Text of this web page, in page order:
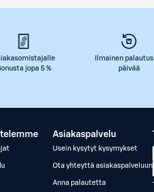
jopa 5 %
Ilmainen
päivää
Asiakaspalvelu
Usein kysytyt kysymykset
Ota yhteyttä asiakaspalveluun
Anna palautetta